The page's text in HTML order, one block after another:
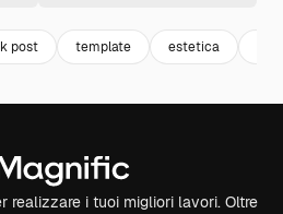
post template estetica
realizzare i tuoi migliori lavori. Oltre